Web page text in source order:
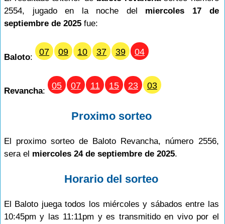
2554, jugado en la noche del miercoles 17 de
septiembre de 2025 fue:
Baloto:
07 09 10 37 39 04
Revancha:
05 07 11 15 23 03
Proximo sorteo
El proximo sorteo de Baloto Revancha, número 2556,
sera el miercoles 24 de septiembre de 2025.
Horario del sorteo
El Baloto juega todos los miércoles y sábados entre las
10:45pm y las 11:11pm y es transmitido en vivo por el